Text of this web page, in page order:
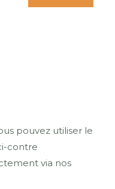
pouvez utiliser le
contre
via nos